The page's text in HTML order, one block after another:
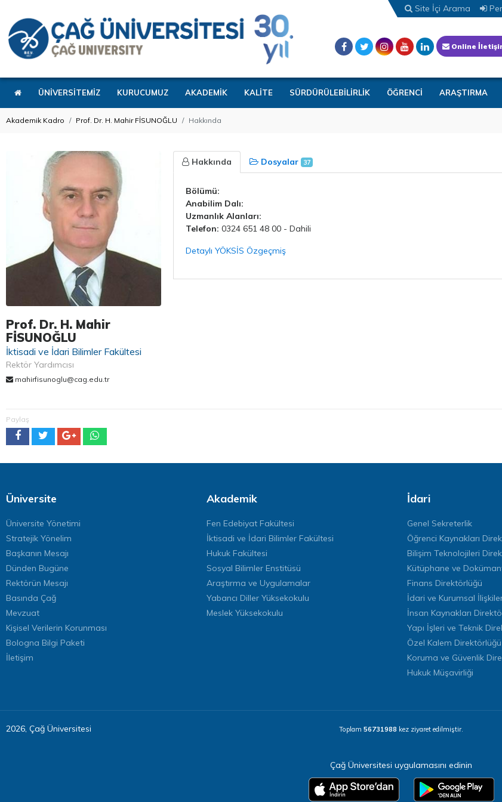
Site İçi Arama
Online
ÜNİVERSİTEMİZ KURUCUMUZ AKADEMİK KALİTE SÜRDÜRÜLEBİLİRLİK ÖĞRENCİ ARAŞTIRMA
Akademik Kadro Prof. Dr. H. Mahir FİSUNOĞLU Hakkında
Prof. Dr. H. Mahir
FİSUNOĞLU
İktisadi ve İdari Bilimler Fakültesi
Rektör Yardımcısı
mahirfisunoglu@cag.edu.tr
Hakkında Dosyalar 37
Bölümü:
Anabilim Dalı:
Uzmanlık Alanları:
Telefon: 0324 651 48 00 - Dahili
Detaylı YÖKSİS Özgeçmiş
Paylaş
Üniversite
Üniversite Yönetimi
Stratejik Yönelim
Başkanın Mesajı
Dünden Bugüne
Rektörün Mesajı
Basında Çağ
Mevzuat
Kişisel Verilerin Korunması
Bologna Bilgi Paketi
İletişim
Akademik
Fen Edebiyat Fakültesi
İktisadi ve İdari Bilimler Fakültesi
Hukuk Fakültesi
Sosyal Bilimler Enstitüsü
Araştırma ve Uygulamalar
Yabancı Diller Yüksekokulu
Meslek Yüksekokulu
İdari
Genel Sekreterlik
Öğrenci Kaynakları
Bilişim Teknolojileri
Kütüphane ve
Finans Direktörlüğü
İdari ve Kurumsal
İnsan Kaynakları
Yapı İşleri ve Teknik
Özel Kalem Direktörlüğü
Koruma ve Güvenlik
Hukuk Müşavirliği
2026, Çağ Üniversitesi Toplam 56731988 kez ziyaret edilmiştir.
Çağ Üniversitesi uygulamasını edinin